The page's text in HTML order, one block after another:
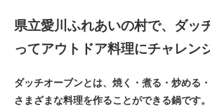
県立愛川ふれあいの村で、ダッ
ってアウトドア料理にチャレン
ダッチオーブンとは、焼く・煮る・炒める
さまざまな料理を作ることができる鍋です。